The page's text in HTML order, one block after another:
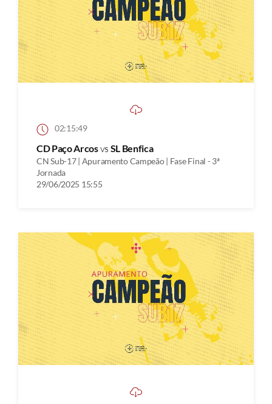
02:15:49
CD Paço Arcosvs SL Benfica
CN Sub-17 | Apuramento Campeão | Fase Final - 3ª
Jornada
29/06/2025 15:55